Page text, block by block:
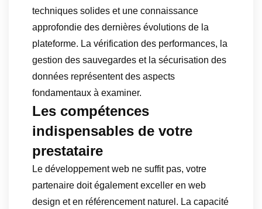
techniques solides et une connaissance
approfondie des dernières évolutions de la
plateforme. La vérification des performances, la
gestion des sauvegardes et la sécurisation des
données représentent des aspects
fondamentaux à examiner.
Les compétences
indispensables de votre
prestataire
Le développement web ne suffit pas, votre
partenaire doit également exceller en web
design et en référencement naturel. La capacité